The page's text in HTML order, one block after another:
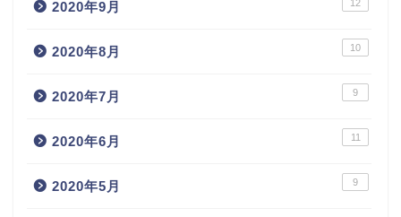
2020年9月 12
2020年8月 10
2020年7月 9
2020年6月 11
2020年5月 9